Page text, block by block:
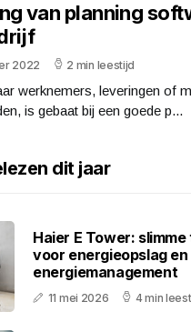
van planning
2022 2 min leestijd
werknemers, leveringen of
is gebaat bij een goede p...
dit jaar
Haier E Tower:
voor energieopslag en
energiemanagement
11 mei 2026 4 min